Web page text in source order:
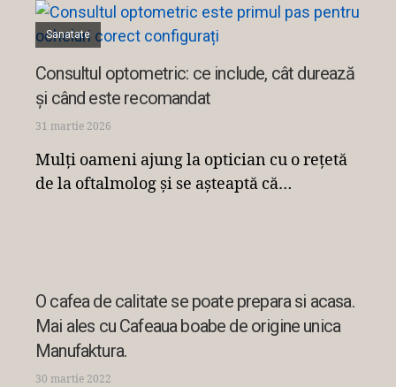
Sanatate
Consultul optometric: ce include, cât durează
și când este recomandat
31 martie 2026
Mulți oameni ajung la optician cu o rețetă
de la oftalmolog și se așteaptă că…
O cafea de calitate se poate prepara si acasa.
Mai ales cu Cafeaua boabe de origine unica
Manufaktura.
30 martie 2022